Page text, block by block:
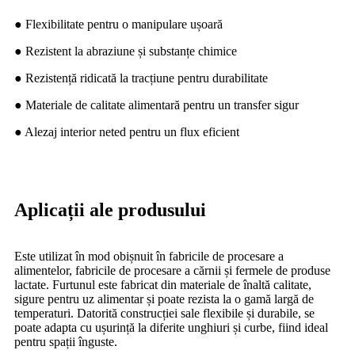
● Flexibilitate pentru o manipulare ușoară
● Rezistent la abraziune și substanțe chimice
● Rezistență ridicată la tracțiune pentru durabilitate
● Materiale de calitate alimentară pentru un transfer sigur
● Alezaj interior neted pentru un flux eficient
Aplicații ale produsului
Este utilizat în mod obișnuit în fabricile de procesare a
alimentelor, fabricile de procesare a cărnii și fermele de produse
lactate. Furtunul este fabricat din materiale de înaltă calitate,
sigure pentru uz alimentar și poate rezista la o gamă largă de
temperaturi. Datorită construcției sale flexibile și durabile, se
poate adapta cu ușurință la diferite unghiuri și curbe, fiind ideal
pentru spații înguste.